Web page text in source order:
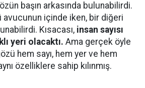
başın arkasında bulunabilirdi.
avucunun içinde iken, bir diğeri
Kısacası, insan sayısı
yeri olacaktı. Ama gerçek öyle
hem sayı, hem yer ve hem
özelliklere sahip kılınmış.